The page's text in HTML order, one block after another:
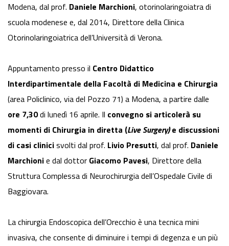
Modena, dal prof. Daniele Marchioni, otorinolaringoiatra di
scuola modenese e, dal 2014, Direttore della Clinica
Otorinolaringoiatrica dell’Università di Verona.
Appuntamento presso il Centro Didattico
Interdipartimentale della Facoltà di Medicina e Chirurgia
(area Policlinico, via del Pozzo 71) a Modena, a partire dalle
ore 7,30di lunedì 16 aprile. Il convegno si articolerà su
momenti di Chirurgia in diretta (Live Surgery)e discussioni
di casi clinicisvolti dal prof. Livio Presutti, dal prof. Daniele
Marchionie dal dottor Giacomo Pavesi, Direttore della
Struttura Complessa di Neurochirurgia dell’Ospedale Civile di
Baggiovara.
La chirurgia Endoscopica dell’Orecchio è una tecnica mini
invasiva, che consente di diminuire i tempi di degenza e un più